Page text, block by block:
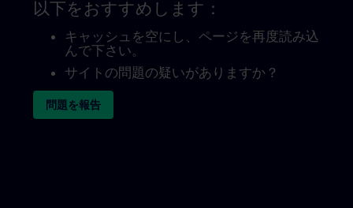
以下をおすすめします：
キャッシュを空にし、ページを再度読み込
んで下さい。
サイトの問題の疑いがありますか？
問題を報告